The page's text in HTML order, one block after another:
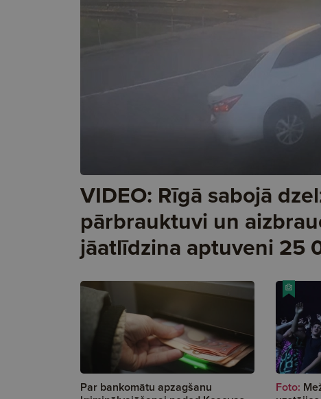
VIDEO: Rīgā sabojā
pārbrauktuvi un
jāatlīdzina aptuveni 25
Par bankomātu apzagšanu
Foto: